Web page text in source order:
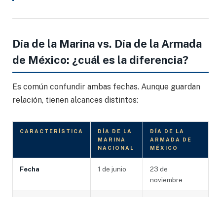
Día de la Marina vs. Día de la Armada
de México: ¿cuál es la diferencia?
Es común confundir ambas fechas. Aunque guardan
relación, tienen alcances distintos:
CARACTERÍSTICA
DÍA DE LA
MARINA
NACIONAL
DÍA DE LA
ARMADA DE
MÉXICO
Fecha 1 de junio
23 de
noviembre